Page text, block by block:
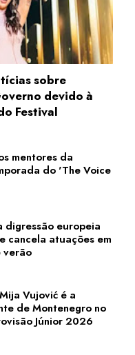
sobre
devido à
Festival
mentores da
do 'The Voice
digressão europeia
cancela atuações em
verão
Vujović é a
de Montenegro no
Júnior 2026